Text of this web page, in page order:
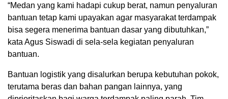
“Medan yang kami hadapi cukup berat, namun penyaluran
bantuan tetap kami upayakan agar masyarakat terdampak
bisa segera menerima bantuan dasar yang dibutuhkan,”
kata Agus Siswadi di sela-sela kegiatan penyaluran
bantuan.
Bantuan logistik yang disalurkan berupa kebutuhan pokok,
terutama beras dan bahan pangan lainnya, yang